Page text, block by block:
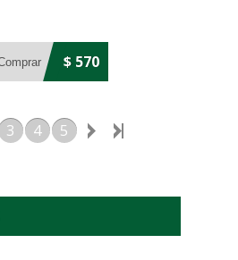
$ 570
3 4 5